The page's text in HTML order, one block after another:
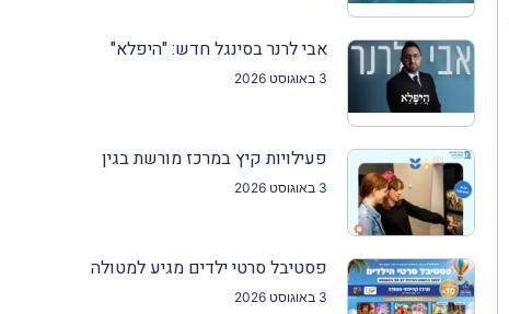
אבי לרנר בסינגל חדש: "היפלא"
3 באוגוסט 2026
פעילויות קיץ במרכז מורשת בגין
3 באוגוסט 2026
פסטיבל סרטי ילדים מגיע למטולה
3 באוגוסט 2026